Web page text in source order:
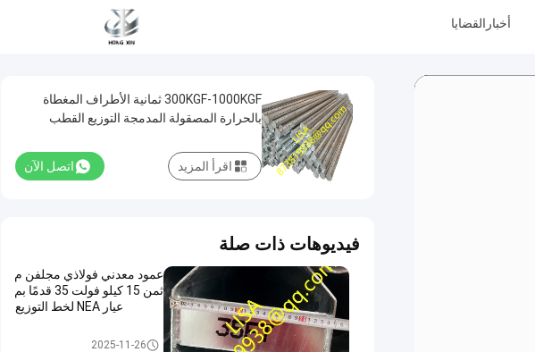
أخبار القضايا
300KGF-1000KGF ثمانية الأطراف المغطاة
بالحرارة المصقولة المدمجة التوزيع القطب
اتصل الآن اقرأ المزيد
فيديوهات ذات صلة
عمود معدني فولاذي مجلفن م
ثمن 15 كيلو فولت 35 قدمًا بم
عيار NEA لخط التوزيع
القطب فائدة معدنية2025-11-26